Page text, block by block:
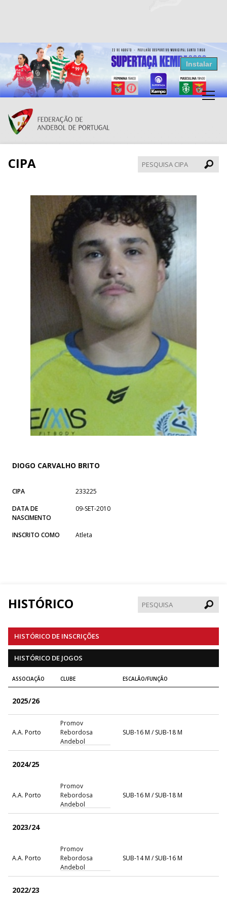
Resultados Andebol
Federação de Andebol de Portugal
Grátis - Disponivel na Play Store
Instalar
CIPA
CIPA
DIOGO CARVALHO BRITO
CIPA
233225
DATA DE
NASCIMENTO
09-SET-2010
INSCRITO COMO Atleta
HISTÓRICO
HISTÓRICO DE INSCRIÇÕES
HISTÓRICO DE JOGOS
ASSOCIAÇÃO CLUBE ESCALÃO/FUNÇÃO
2025/26
A.A. Porto
Promov
Rebordosa
Andebol
SUB-16 M / SUB-18 M
2024/25
A.A. Porto
Promov
Rebordosa
Andebol
SUB-16 M / SUB-18 M
2023/24
A.A. Porto
Promov
Rebordosa
Andebol
SUB-14 M / SUB-16 M
2022/23